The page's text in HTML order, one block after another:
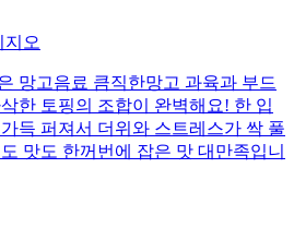
지오
망고음료 큼직한망고 과육과 부드
한 토핑의 조합이 완벽해요! 한 입
득 퍼져서 더위와 스트레스가 싹 풀
맛도 한꺼번에 잡은 맛 대만족입니